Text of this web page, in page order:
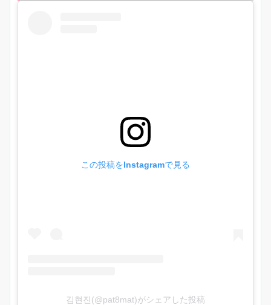
この投稿をInstagramで見る
김현진(@pat8mat)がシェアした投稿